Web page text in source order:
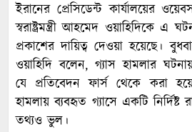
ইরানের প্রেসিডেন্ট কার্যালয়ের
স্বরাষ্ট্রমন্ত্রী আহমেদ ওয়াহিদিকে
প্রকাশের দায়িত্ব দেওয়া হয়েছে।
ওয়াহিদি বলেন, গ্যাস হামলার
যে প্রতিবেদন ফার্স থেকে করা
হামলায় ব্যবহৃত গ্যাসে একটি নির্দিষ্ট
তথ্যও ভুল।